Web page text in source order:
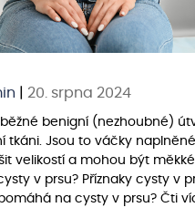
20. srpna 2024
benigní (nezhoubné)
tkáni. Jsou to váčky
velikostí a mohou být
v prsu? Příznaky cysty v
na cysty v prsu? Čti